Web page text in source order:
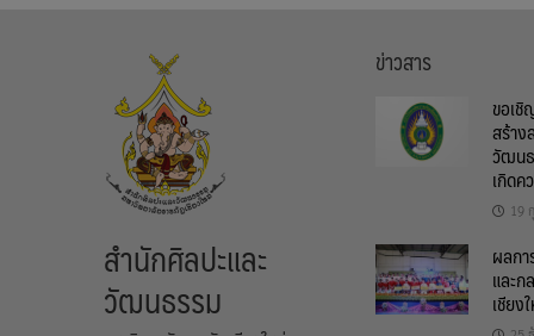
สำนักศิลปะและ
วัฒนธรรม
ข่าวสาร
ขอเ
สร้า
วัฒนธ
เกิดค
19
ผลก
และ
เชียง